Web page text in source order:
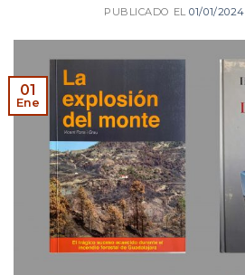
PUBLICADO EL01/01/2024
01
Ene